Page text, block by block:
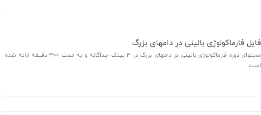
فایل فارماکولوژی بالینی در دامهای بزرگ
محتوای دوره فارماکولوژی بالینی در دامهای بزرگ در 3 لینک جداگانه و به مدت 300 دقیقه ارائه شده
است.